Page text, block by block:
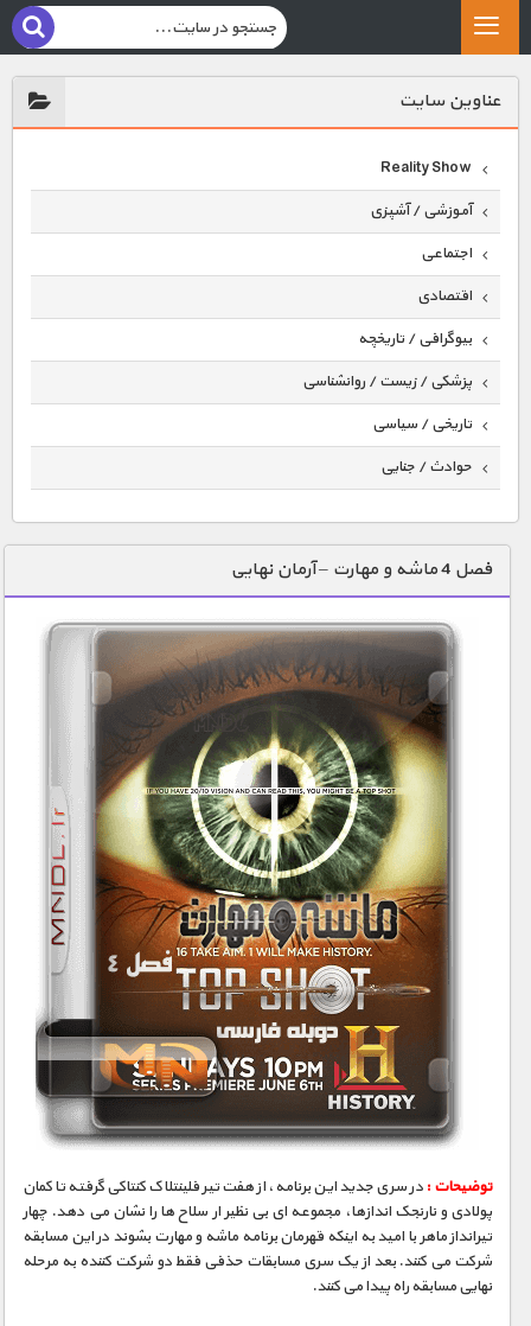
عناوين سايت
Reality Show
آموزشی / آشپزی
اجتماعی
اقتصادی
بیوگرافی / تاریخچه
پزشکی / زیست / روانشناسی
تاریخی / سیاسی
حوادث / جنایی
دنیای خوراکی ها
زمین شناسی / محیط زیست
سازه/ معماری/ مهندسی
سرگرمی
شناخت کودکان
طبیعت
علم و فناوری
فرهنگ / هنر
کیهان / نجوم
گردشگری
مسابقات / ورزشی
مستند های اختصاصی
فصل 4 ماشه و مهارت – آرمان نهایی
توضیحات :در سری جدید این برنامه، از هفت تیر فلینتلاک کنتاکی گرفته تا کمان
پولادی و نارنجک اندازها، مجموعه ای بی نظیر ار سلاح ها را نشان می دهد. چهار
تیرانداز ماهر با امید به اینکه قهرمان برنامه ماشه و مهارت بشوند در این مسابقه
شرکت می کنند. بعد از یک سری مسابقات حذفی فقط دو شرکت کننده به مرحله
نهایی مسابقه راه پیدا می کنند.